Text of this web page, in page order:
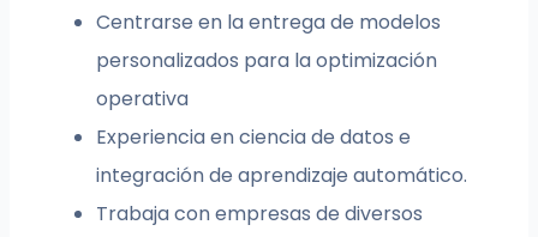
Centrarse en la entrega de modelos
personalizados para la optimización
operativa
Experiencia en ciencia de datos e
integración de aprendizaje automático.
Trabaja con empresas de diversos